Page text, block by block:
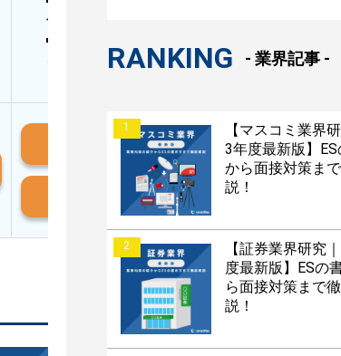
作成
iOS版はこちら
Android版はこちら
RANKING - 業界記事 -
1
【マスコミ業界
3年度最新版】
から面接対策ま
説！
2
【証券業界研究
度最新版】ESの
ら面接対策まで
説！